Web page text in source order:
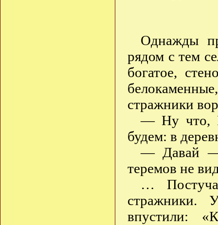
Однажды
рядом с тем
богатое,
стражники
— Ну что,
будем: в
— Давай —
теремов не
…
впустили: